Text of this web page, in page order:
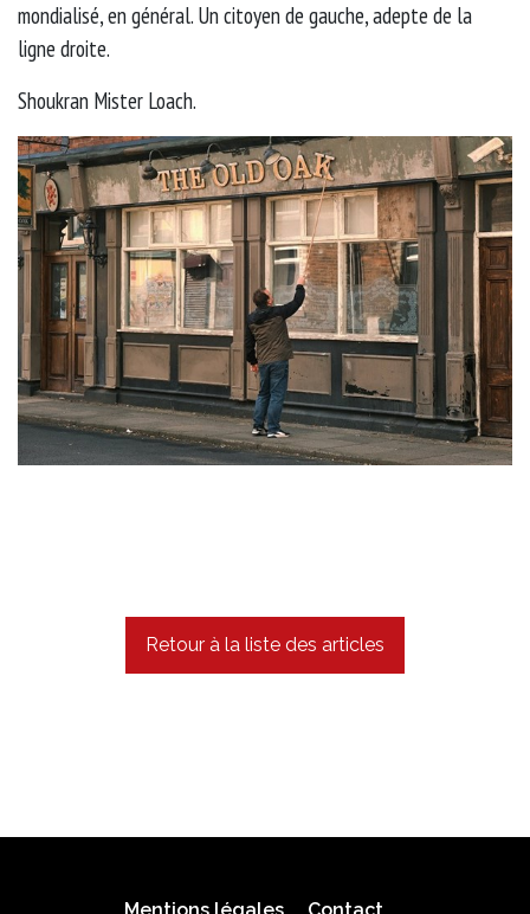
mondialisé, en général. Un citoyen de gauche, adepte de la
ligne droite.
Shoukran Mister Loach.
Retour à la liste des articles